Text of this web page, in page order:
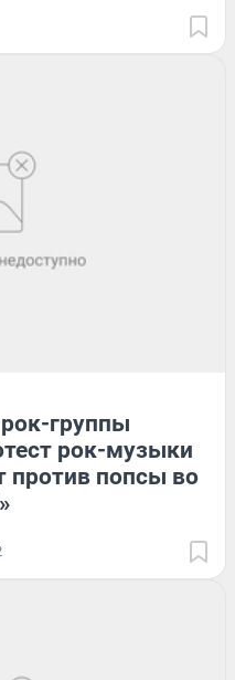
группы
рок-музыки
против попсы во